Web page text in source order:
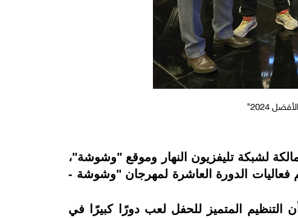
2024"
لشبكة تليفزيون النهار وموقع "وشوشة"،
فعاليات الدورة العاشرة لمهرجان "وشوشة -
المتميز للحفل لعب دورًا كبيرًا في